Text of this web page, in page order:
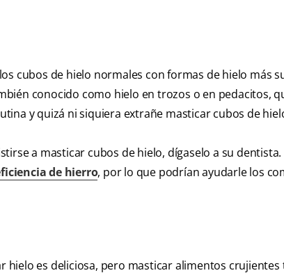
cubos de hielo normales con formas de hielo más
conocido como hielo en trozos o en pedacitos,
y quizá ni siquiera extrañe masticar cubos de
a masticar cubos de hielo, dígaselo a su
de hierro, por lo que podrían ayudarle los
hielo es deliciosa, pero masticar alimentos